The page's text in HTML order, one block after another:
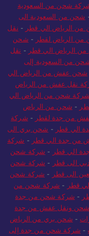
شحن من السعودية
شحن من السعودية الى
الرياض الي قطر - نقل
الرياض لقطر - شحن
الرياض الي قطر - نقل
من السعودية إلى
شحن عفش من الرياض الي
نقل عفش من الرياض
شركة شحن من الرياض الي
- شحن من الرياض
من جدة لقطر - شركة
الي قطر - شحن بري الى
من جدة الي قطر - شركة
الي قطر - شركة شحن
الى قطر - شركة شحن
الى قطر - شركة شحن
قطر - شركة شحن من
- شركة شحن من جدة
شحن ونقل عفش من جدة
- شحن بري من الرياض
- شركة شحن من جدة إلى